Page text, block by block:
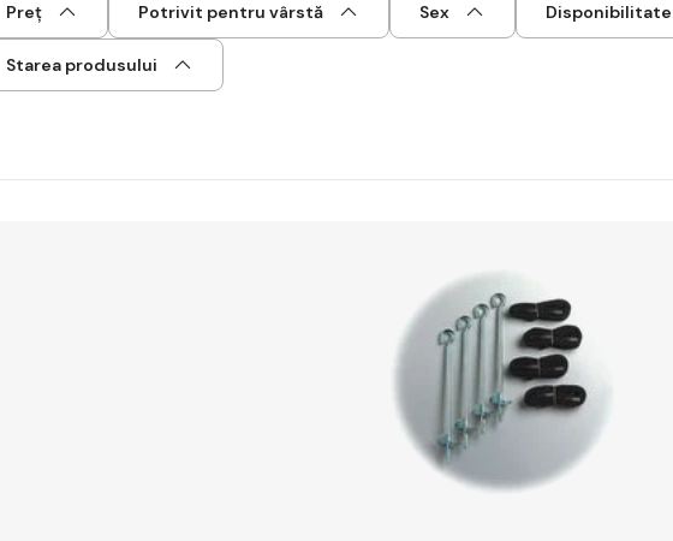
Preț Potrivit pentru vârstă Sex Disponibilitate
Starea produsului